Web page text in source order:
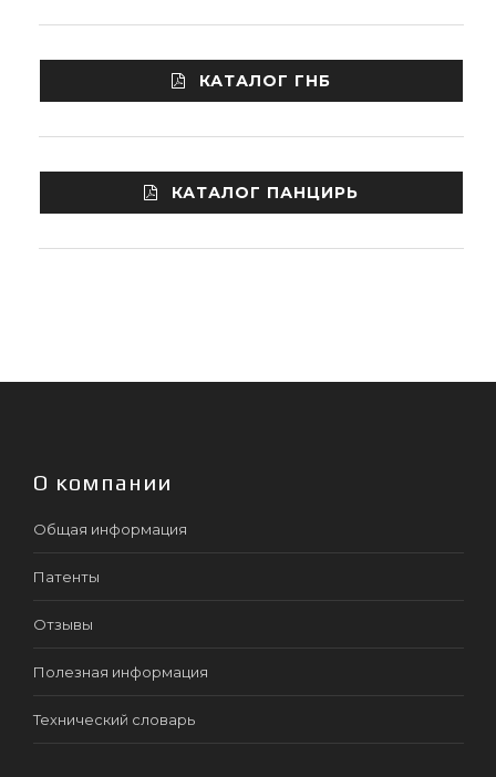
КАТАЛОГ ГНБ
КАТАЛОГ ПАНЦИРЬ
О компании
Общая информация
Патенты
Отзывы
Полезная информация
Технический словарь